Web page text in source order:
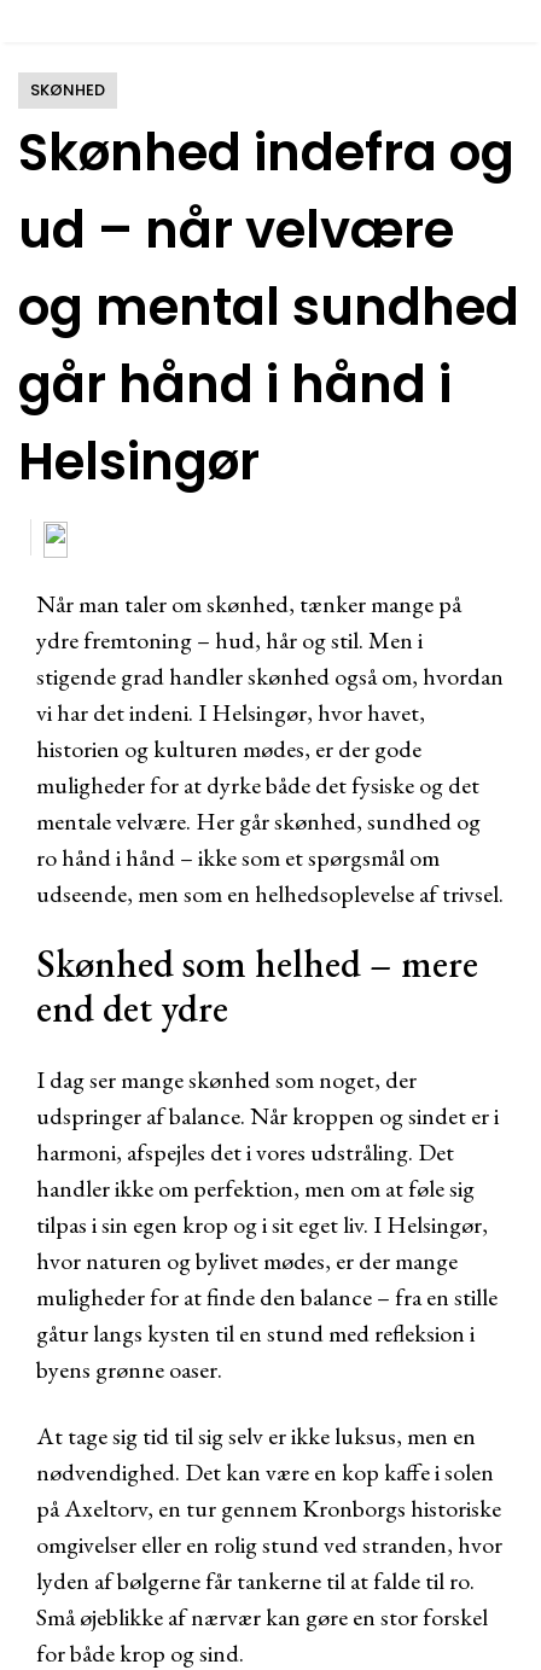
Skønhed indefra og
ud – når velvære
og mental sundhed
går hånd i hånd i
Helsingør
SKØNHED
Når man taler om skønhed, tænker mange på
ydre fremtoning – hud, hår og stil. Men i
stigende grad handler skønhed også om, hvordan
vi har det indeni. I Helsingør, hvor havet,
historien og kulturen mødes, er der gode
muligheder for at dyrke både det fysiske og det
mentale velvære. Her går skønhed, sundhed og
ro hånd i hånd – ikke som et spørgsmål om
udseende, men som en helhedsoplevelse af trivsel.
Skønhed som helhed – mere
end det ydre
I dag ser mange skønhed som noget, der
udspringer af balance. Når kroppen og sindet er i
harmoni, afspejles det i vores udstråling. Det
handler ikke om perfektion, men om at føle sig
tilpas i sin egen krop og i sit eget liv. I Helsingør,
hvor naturen og bylivet mødes, er der mange
muligheder for at finde den balance – fra en stille
gåtur langs kysten til en stund med refleksion i
byens grønne oaser.
At tage sig tid til sig selv er ikke luksus, men en
nødvendighed. Det kan være en kop kaffe i solen
på Axeltorv, en tur gennem Kronborgs historiske
omgivelser eller en rolig stund ved stranden, hvor
lyden af bølgerne får tankerne til at falde til ro.
Små øjeblikke af nærvær kan gøre en stor forskel
for både krop og sind.